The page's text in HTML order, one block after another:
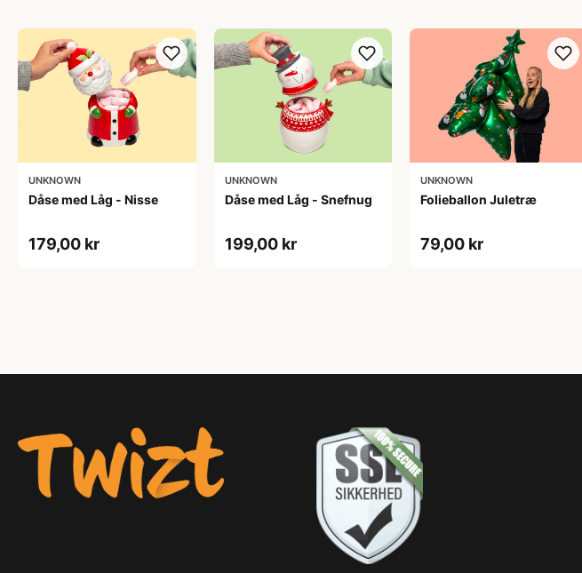
UNKNOWN
Dåse med Låg - Nisse
179,00 kr
UNKNOWN
Dåse med Låg - Snefnug
199,00 kr
UNKNOWN
Folieballon Juletræ
79,00 kr